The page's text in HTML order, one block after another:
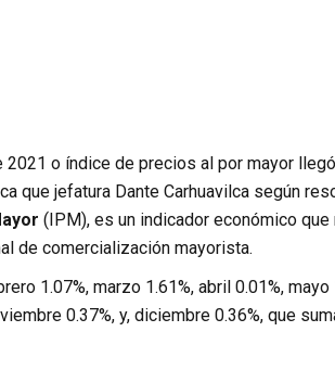
o índice de precios al por mayor
que jefatura Dante Carhuavilca según
(IPM), es un indicador económico
de comercialización mayorista.
1.07%, marzo 1.61%, abril 0.01%,
0.37%, y, diciembre 0.36%, que